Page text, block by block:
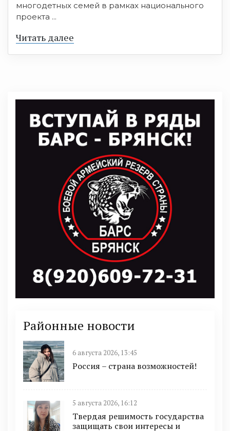
многодетных семей в рамках национального
проекта ...
Читать далее
Районные новости
6 августа 2026, 13:45
Россия – страна возможностей!
5 августа 2026, 16:12
Твердая решимость государства
защищать свои интересы и